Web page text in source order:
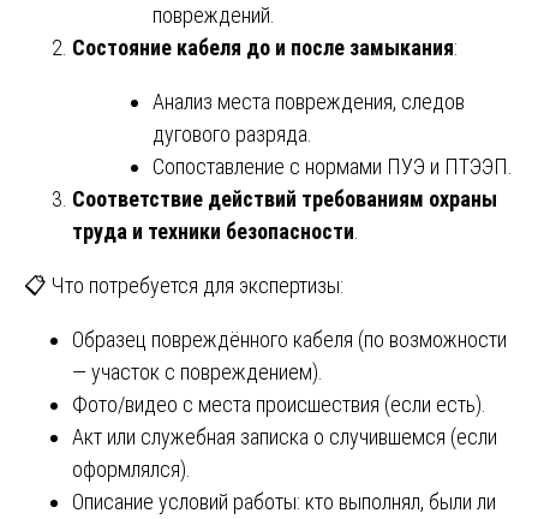
повреждений.
Состояние кабеля до и после замыкания:
Анализ места повреждения, следов
дугового разряда.
Сопоставление с нормами ПУЭ и ПТЭЭП.
Соответствие действий требованиям охраны
труда и техники безопасности
📋 Что потребуется для экспертизы:
Образец повреждённого кабеля (по возможности
— участок с повреждением).
Фото/видео с места происшествия (если есть).
Акт или служебная записка о случившемся (если
оформлялся).
Описание условий работы: кто выполнял, были ли